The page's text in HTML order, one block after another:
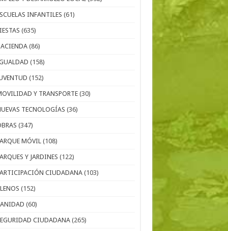
INFANTILES (61)
(635)
(86)
(158)
(152)
Y TRANSPORTE (30)
TECNOLOGÍAS (36)
(347)
MÓVIL (108)
Y JARDINES (122)
CIUDADANA (103)
(152)
(60)
CIUDADANA (265)